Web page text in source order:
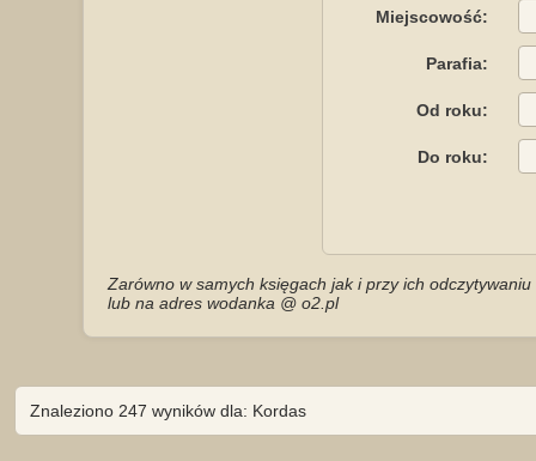
Miejscowość:
Parafia:
Od roku:
Do roku:
Zarówno w samych księgach jak i przy ich
lub na adres wodanka @ o2.pl
Znaleziono 247 wyników dla: Kordas